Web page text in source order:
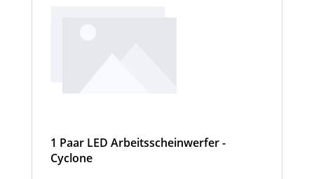
1 Paar LED Arbeitsscheinwerfer -
Cyclone